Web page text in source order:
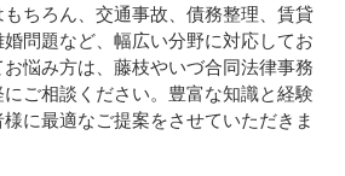
ちろん、交通事故、債務整理、賃貸
問題など、幅広い分野に対応してお
悩み方は、藤枝やいづ合同法律事務
ご相談ください。豊富な知識と経験
に最適なご提案をさせていただきま